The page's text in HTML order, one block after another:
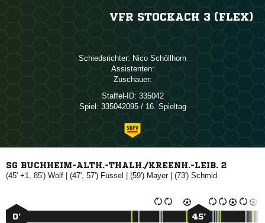
VFR STOCKACH 3 (FLEX)
Schiedsrichter:  
Assistenten:
Zuschauer:
Staffel-ID: 335042
Spiel: 335042095 / 16. Spieltag
SG BUCHHEIM-ALTH.-THALH./KREENH.-LEIB. 2
(45' +1, 85')  | (47', 57')  | (59') | (73') 
0’ 45’